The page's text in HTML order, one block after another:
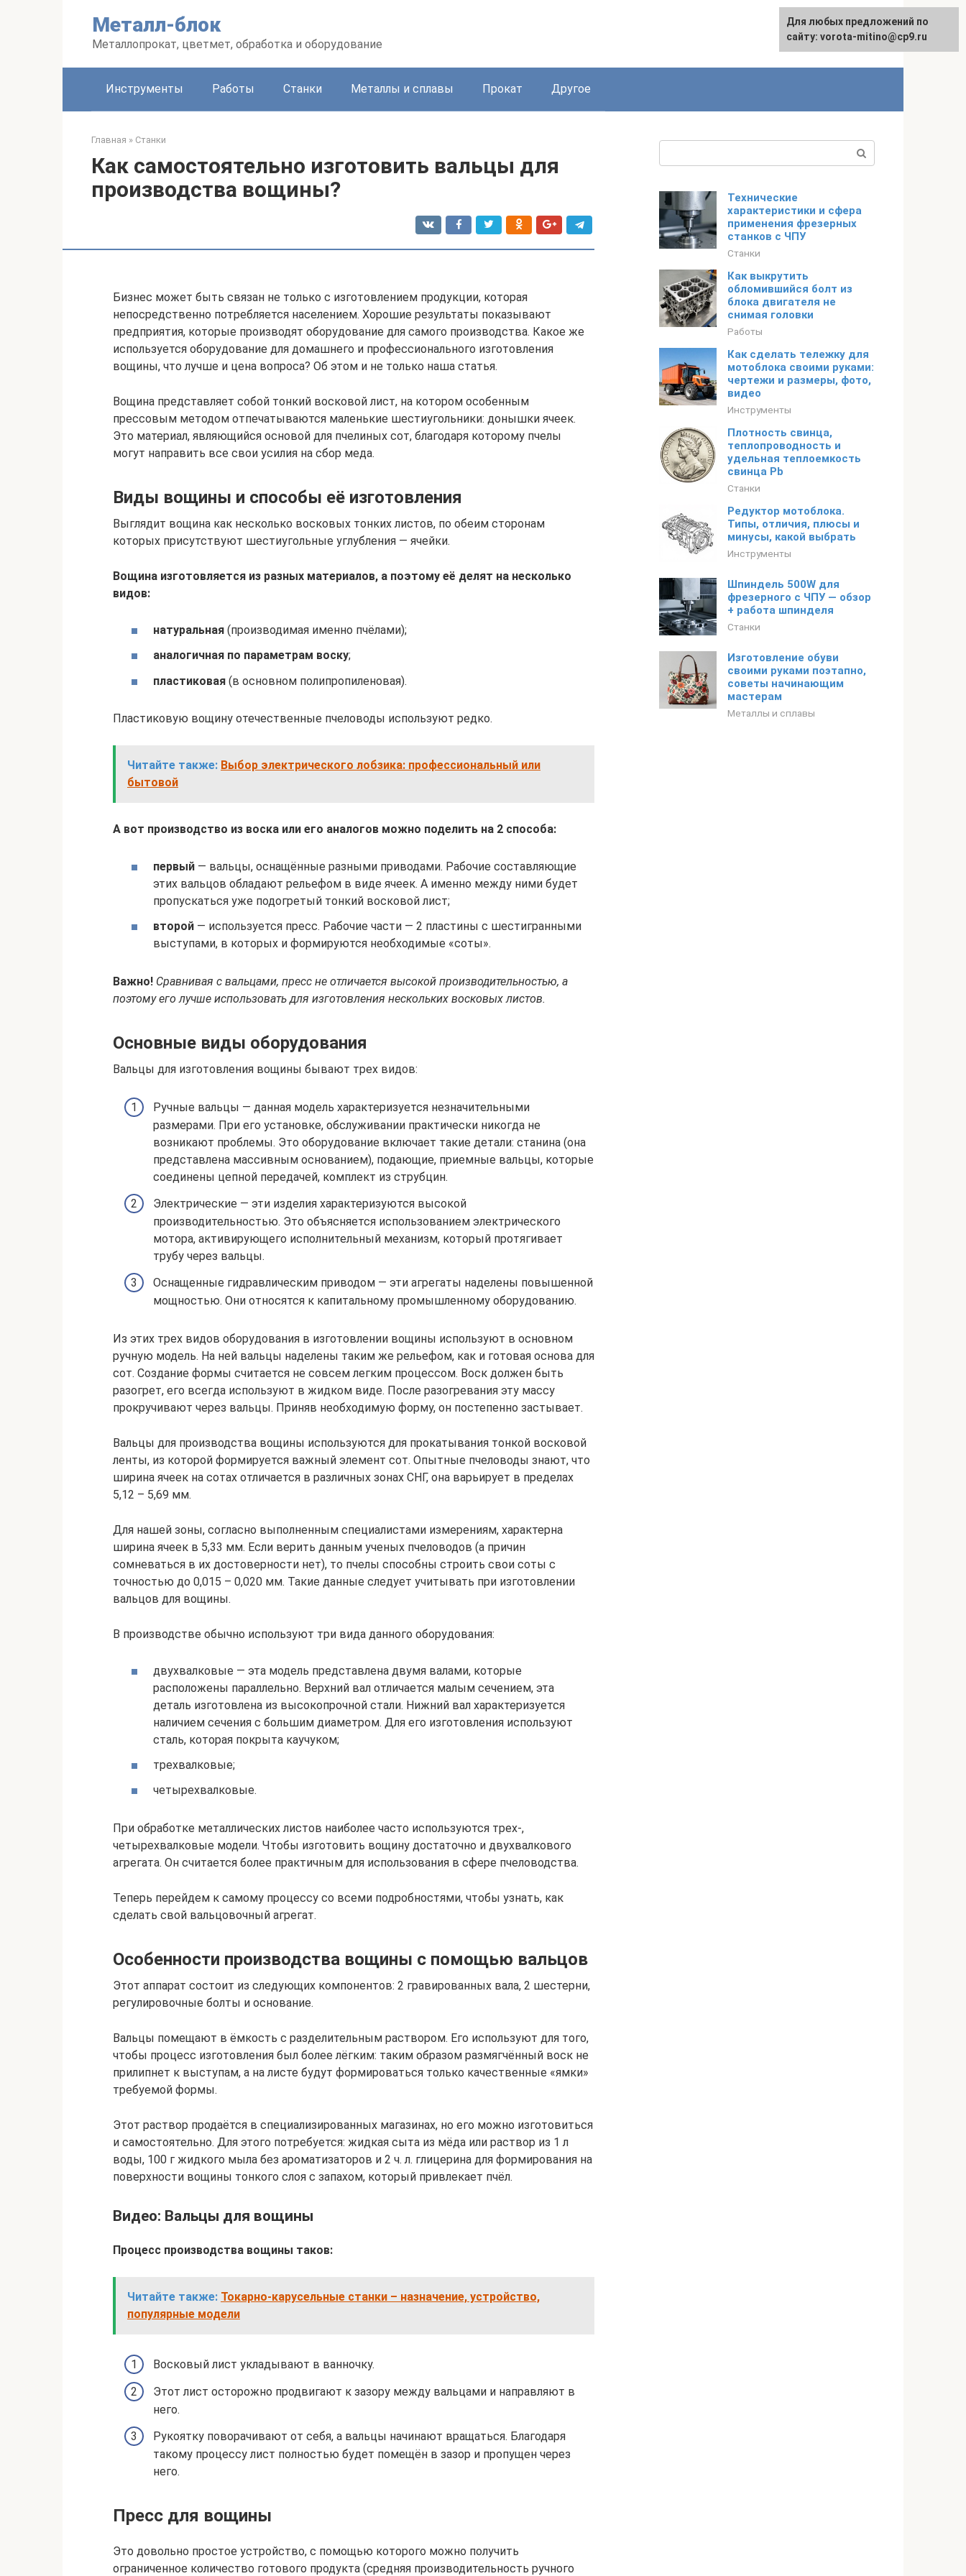
Металл-блок
Металлопрокат, цветмет, обработка и оборудование
Инструменты Работы Станки Металлы и сплавы Прокат Другое
Главная » Станки
Как самостоятельно изготовить вальцы для
производства вощины?
Бизнес может быть связан не только с изготовлением продукции, которая
непосредственно потребляется населением. Хорошие результаты показывают
предприятия, которые производят оборудование для самого производства. Какое же
используется оборудование для домашнего и профессионального изготовления
вощины, что лучше и цена вопроса? Об этом и не только наша статья.
Вощина представляет собой тонкий восковой лист, на котором особенным
прессовым методом отпечатываются маленькие шестиугольники: донышки ячеек.
Это материал, являющийся основой для пчелиных сот, благодаря которому пчелы
могут направить все свои усилия на сбор меда.
Виды вощины и способы её изготовления
Выглядит вощина как несколько восковых тонких листов, по обеим сторонам
которых присутствуют шестиугольные углубления — ячейки.
Вощина изготовляется из разных материалов, а поэтому её делят на несколько
видов:
натуральная (производимая именно пчёлами);
аналогичная по параметрам воску;
пластиковая (в основном полипропиленовая).
Пластиковую вощину отечественные пчеловоды используют редко.
Читайте также: Выбор электрического лобзика: профессиональный или
бытовой
А вот производство из воска или его аналогов можно поделить на 2 способа:
первый — вальцы, оснащённые разными приводами. Рабочие составляющие
этих вальцов обладают рельефом в виде ячеек. А именно между ними будет
пропускаться уже подогретый тонкий восковой лист;
второй — используется пресс. Рабочие части — 2 пластины с шестигранными
выступами, в которых и формируются необходимые «соты».
Важно! Сравнивая с вальцами, пресс не отличается высокой производительностью, а
поэтому его лучше использовать для изготовления нескольких восковых листов.
Основные виды оборудования
Вальцы для изготовления вощины бывают трех видов:
Ручные вальцы — данная модель характеризуется незначительными
размерами. При его установке, обслуживании практически никогда не
возникают проблемы. Это оборудование включает такие детали: станина (она
представлена массивным основанием), подающие, приемные вальцы, которые
соединены цепной передачей, комплект из струбцин.
Электрические — эти изделия характеризуются высокой
производительностью. Это объясняется использованием электрического
мотора, активирующего исполнительный механизм, который протягивает
трубу через вальцы.
Оснащенные гидравлическим приводом — эти агрегаты наделены повышенной
мощностью. Они относятся к капитальному промышленному оборудованию.
Из этих трех видов оборудования в изготовлении вощины используют в основном
ручную модель. На ней вальцы наделены таким же рельефом, как и готовая основа для
сот. Создание формы считается не совсем легким процессом. Воск должен быть
разогрет, его всегда используют в жидком виде. После разогревания эту массу
прокручивают через вальцы. Приняв необходимую форму, он постепенно застывает.
Вальцы для производства вощины используются для прокатывания тонкой восковой
ленты, из которой формируется важный элемент сот. Опытные пчеловоды знают, что
ширина ячеек на сотах отличается в различных зонах СНГ, она варьирует в пределах
5,12 – 5,69 мм.
Для нашей зоны, согласно выполненным специалистами измерениям, характерна
ширина ячеек в 5,33 мм. Если верить данным ученых пчеловодов (а причин
сомневаться в их достоверности нет), то пчелы способны строить свои соты с
точностью до 0,015 – 0,020 мм. Такие данные следует учитывать при изготовлении
вальцов для вощины.
В производстве обычно используют три вида данного оборудования:
двухвалковые — эта модель представлена двумя валами, которые
расположены параллельно. Верхний вал отличается малым сечением, эта
деталь изготовлена из высокопрочной стали. Нижний вал характеризуется
наличием сечения с большим диаметром. Для его изготовления используют
сталь, которая покрыта каучуком;
трехвалковые;
четырехвалковые.
При обработке металлических листов наиболее часто используются трех-,
четырехвалковые модели. Чтобы изготовить вощину достаточно и двухвалкового
агрегата. Он считается более практичным для использования в сфере пчеловодства.
Теперь перейдем к самому процессу со всеми подробностями, чтобы узнать, как
сделать свой вальцовочный агрегат.
Особенности производства вощины с помощью вальцов
Этот аппарат состоит из следующих компонентов: 2 гравированных вала, 2 шестерни,
регулировочные болты и основание.
Вальцы помещают в ёмкость с разделительным раствором. Его используют для того,
чтобы процесс изготовления был более лёгким: таким образом размягчённый воск не
прилипнет к выступам, а на листе будут формироваться только качественные «ямки»
требуемой формы.
Этот раствор продаётся в специализированных магазинах, но его можно изготовиться
и самостоятельно. Для этого потребуется: жидкая сыта из мёда или раствор из 1 л
воды, 100 г жидкого мыла без ароматизаторов и 2 ч. л. глицерина для формирования на
поверхности вощины тонкого слоя с запахом, который привлекает пчёл.
Видео: Вальцы для вощины
Процесс производства вощины таков:
Читайте также: Токарно-карусельные станки – назначение, устройство,
популярные модели
Восковый лист укладывают в ванночку.
Этот лист осторожно продвигают к зазору между вальцами и направляют в
него.
Рукоятку поворачивают от себя, а вальцы начинают вращаться. Благодаря
такому процессу лист полностью будет помещён в зазор и пропущен через
него.
Пресс для вощины
Это довольно простое устройство, с помощью которого можно получить
ограниченное количество готового продукта (средняя производительность ручного
Технические
характеристики и сфера
применения фрезерных
станков с ЧПУ
Станки
Как выкрутить
обломившийся болт из
блока двигателя не
снимая головки
Работы
Как сделать тележку для
мотоблока своими руками:
чертежи и размеры, фото,
видео
Инструменты
Плотность свинца,
теплопроводность и
удельная теплоемкость
свинца Pb
Станки
Редуктор мотоблока.
Типы, отличия, плюсы и
минусы, какой выбрать
Инструменты
Шпиндель 500W для
фрезерного с ЧПУ — обзор
+ работа шпинделя
Станки
Изготовление обуви
своими руками поэтапно,
советы начинающим
мастерам
Металлы и сплавы
Для любых предложений по
сайту: vorota-mitino@cp9.ru